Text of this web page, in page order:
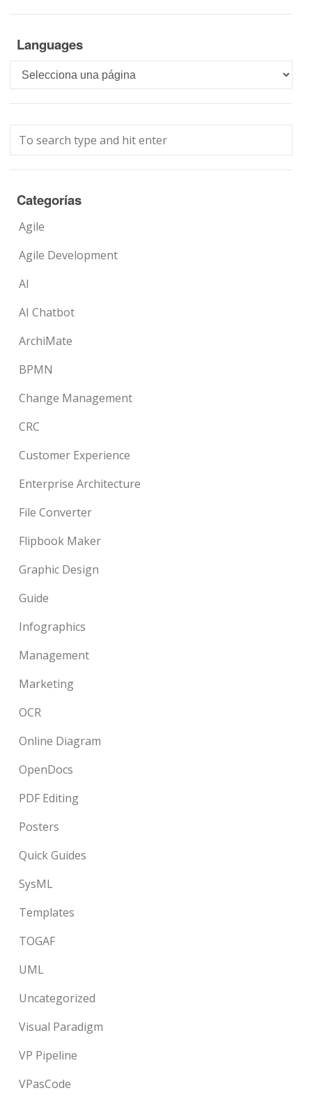
Languages
Languages
Categorías
Agile
Agile Development
AI
AI Chatbot
ArchiMate
BPMN
Change Management
CRC
Customer Experience
Enterprise Architecture
File Converter
Flipbook Maker
Graphic Design
Guide
Infographics
Management
Marketing
OCR
Online Diagram
OpenDocs
PDF Editing
Posters
Quick Guides
SysML
Templates
TOGAF
UML
Uncategorized
Visual Paradigm
VP Pipeline
VPasCode